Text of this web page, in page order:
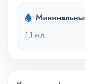
1.1 мл.